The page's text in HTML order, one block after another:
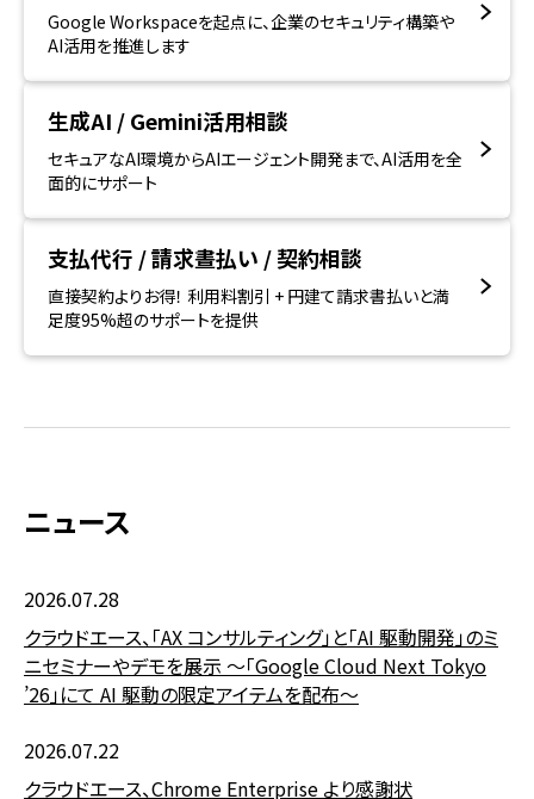
Google Workspaceを起点に、企業のセキュリティ構築や
AI活用を推進します
生成AI / Gemini活用相談
セキュアなAI環境からAIエージェント開発まで、AI活用を全
面的にサポート
支払代行 / 請求晝払い / 契約相談
直接契約よりお得！ 利用料割引 + 円建て請求書払いと満
足度95%超のサポートを提供
ニュース
2026.07.28
クラウドエース、「AX コンサルティング」と「AI 駆動開発」のミ
ニセミナーやデモを展示 〜「Google Cloud Next Tokyo
’26」にて AI 駆動の限定アイテムを配布〜
2026.07.22
クラウドエース、Chrome Enterprise より感謝状